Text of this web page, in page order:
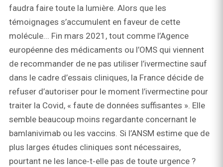
faudra faire toute la lumière. Alors que les
témoignages s’accumulent en faveur de cette
molécule... Fin mars 2021, tout comme l’Agence
européenne des médicaments ou l’OMS qui viennent
de recommander de ne pas utiliser l’ivermectine sauf
dans le cadre d’essais cliniques, la France décide de
refuser d’autoriser pour le moment l’ivermectine pour
traiter la Covid, « faute de données suffisantes ». Elle
semble beaucoup moins regardante concernant le
bamlanivimab ou les vaccins. Si l’ANSM estime que de
plus larges études cliniques sont nécessaires,
pourtant ne les lance‑t‑elle pas de toute urgence ?